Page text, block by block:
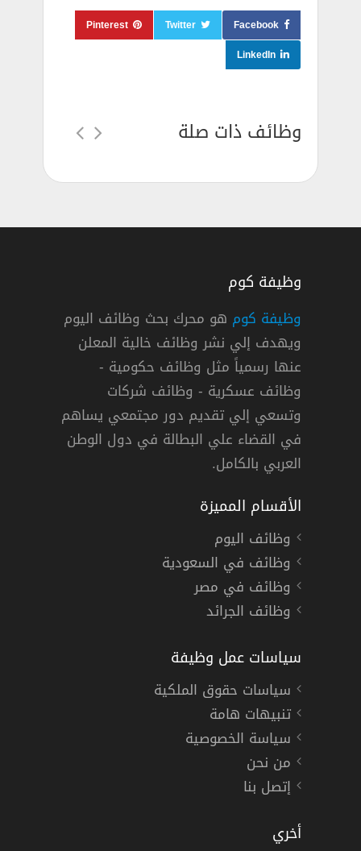
Facebook
Twitter
Pinterest
LinkedIn
وظائف ذات صلة
دوام كامل
وظيفة كوم
وظيفة كوم هو محرك بحث وظائف اليوم
ويهدف إلي نشر وظائف خالية المعلن
عنها رسمياً مثل وظائف حكومية -
وظائف عسكرية - وظائف شركات
وتسعي إلي تقديم دور مجتمعي يساهم
في القضاء علي البطالة في دول الوطن
العربي بالكامل.
الأقسام المميزة
وظائف اليوم
وظائف في السعودية
وظائف في مصر
وظائف الجرائد
سياسات عمل وظيفة
سياسات حقوق الملكية
تنبيهات هامة
سياسة الخصوصية
من نحن
إتصل بنا
أخري